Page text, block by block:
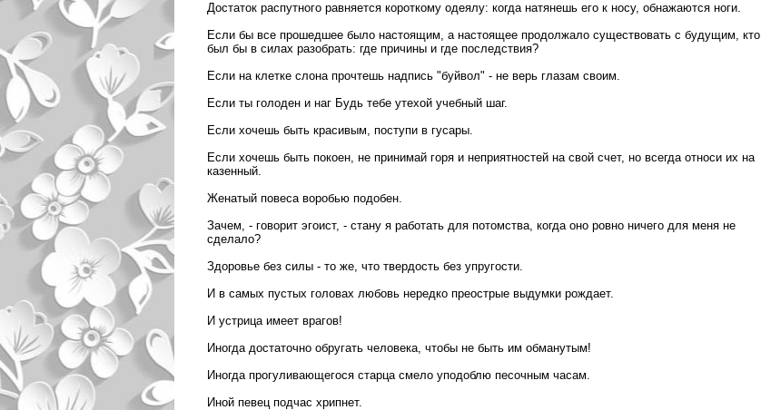
Достаток распутного равняется короткому одеялу: когда натянешь его к носу, обнажаются ноги.
Если бы все прошедшее было настоящим, а настоящее продолжало существовать с будущим, кто
был бы в силах разобрать: где причины и где последствия?
Если на клетке слона прочтешь надпись "буйвол" - не верь глазам своим.
Если ты голоден и наг Будь тебе утехой учебный шаг.
Если хочешь быть красивым, поступи в гусары.
Если хочешь быть покоен, не принимай горя и неприятностей на свой счет, но всегда относи их на
казенный.
Женатый повеса воробью подобен.
Зачем, - говорит эгоист, - стану я работать для потомства, когда оно ровно ничего для меня не
сделало?
Здоровье без силы - то же, что твердость без упругости.
И в самых пустых головах любовь нередко преострые выдумки рождает.
И устрица имеет врагов!
Иногда достаточно обругать человека, чтобы не быть им обманутым!
Иногда прогуливающегося старца смело уподоблю песочным часам.
Иной певец подчас хрипнет.